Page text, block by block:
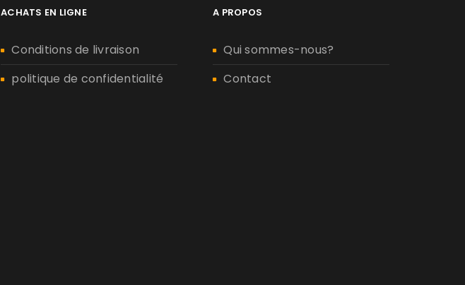
ACHATS EN LIGNE
Conditions de livraison
politique de confidentialité
A PROPOS
Qui sommes-nous?
Contact